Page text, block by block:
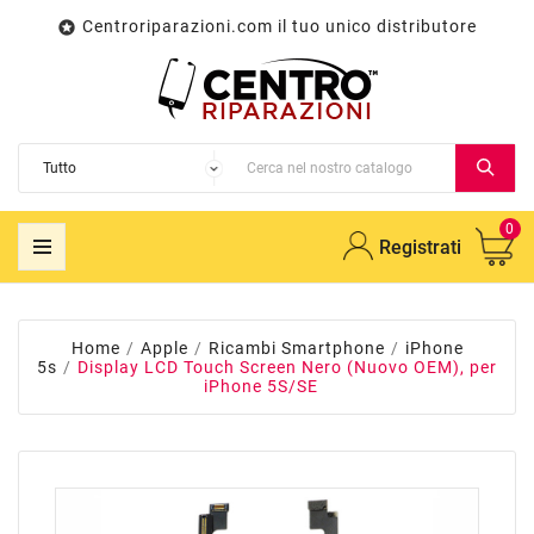
 Centroriparazioni.com il tuo unico distributore
Registrati
0
Home Apple Ricambi Smartphone
iPhone
5s
Display LCD Touch Screen Nero (Nuovo OEM), per
iPhone 5S/SE